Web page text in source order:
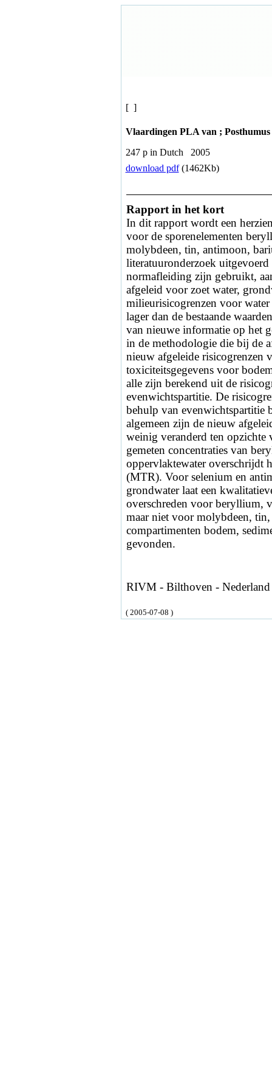
[ ]
Vlaardingen PLA van ;
247 p in Dutch 2005
download pdf(1462Kb)
Rapport in het kort
In dit rapport wordt een
voor de sporenelementen
molybdeen, tin, antimoon,
literatuuronderzoek
normafleiding zijn gebruikt,
afgeleid voor zoet water,
milieurisicogrenzen voor
lager dan de bestaande
van nieuwe informatie op het
in de methodologie die bij de
nieuw afgeleide risicogrenzen
toxiciteitsgegevens voor
alle zijn berekend uit de
evenwichtspartitie. De
behulp van evenwichtspartitie
algemeen zijn de nieuw
weinig veranderd ten opzichte
gemeten concentraties van
oppervlaktewater overschrijdt
(MTR). Voor selenium en
grondwater laat een
overschreden voor beryllium,
maar niet voor molybdeen,
compartimenten bodem,
gevonden.
RIVM - Bilthoven -
( 2005-07-08 )